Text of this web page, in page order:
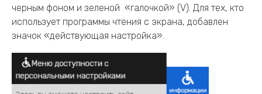
черным фоном и зеленой «галочкой» (V). Для тех, кто
использует программы чтения с экрана, добавлен
значок «действующая настройка».